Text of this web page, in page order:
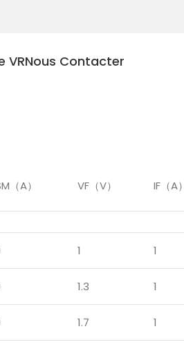
VRNous Contacter
（A） VF（V） IF（A）
1 1
1.3 1
1.7 1